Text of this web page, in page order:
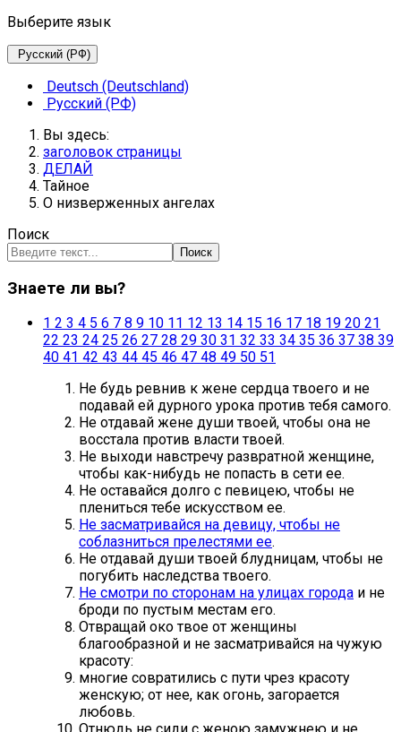
Выберите язык
Русский (РФ)
Deutsch (Deutschland)
Русский (РФ)
Вы здесь:
заголовок страницы
ДЕЛАЙ
Тайное
О низверженных ангелах
Поиск
Поиск
Знаете ли вы?
1 2 3 4 5 6 7 8 9 10 11 12 13 14 15 16 17 18 19 20 21
22 23 24 25 26 27 28 29 30 31 32 33 34 35 36 37 38 39
40 41 42 43 44 45 46 47 48 49 50 51
Не будь ревнив к жене сердца твоего и не
подавай ей дурного урока против тебя самого.
Не отдавай жене души твоей, чтобы она не
восстала против власти твоей.
Не выходи навстречу развратной женщине,
чтобы как-нибудь не попасть в сети ее.
Не оставайся долго с певицею, чтобы не
плениться тебе искусством ее.
Не засматривайся на девицу, чтобы не
соблазниться прелестями ее.
Не отдавай души твоей блудницам, чтобы не
погубить наследства твоего.
Не смотри по сторонам на улицах города и не
броди по пустым местам его.
Отвращай око твое от женщины
благообразной и не засматривайся на чужую
красоту:
многие совратились с пути чрез красоту
женскую; от нее, как огонь, загорается
любовь.